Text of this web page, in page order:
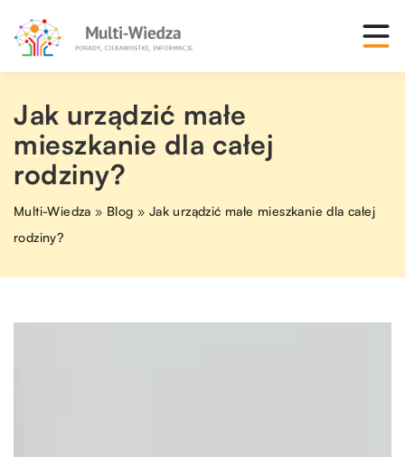
Jak urządzić małe
mieszkanie dla całej
rodziny?
Multi-Wiedza » Blog » Jak urządzić małe mieszkanie dla całej
rodziny?